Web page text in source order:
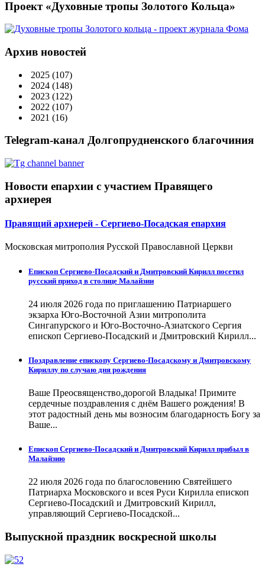
Проект «Духовные тропы Золотого Кольца»
Архив новостей
2025 (107)
2024 (148)
2023 (122)
2022 (107)
2021 (16)
Telegram-канал Долгопрудненского благочиния
Новости епархии с участием Правящего
архиерея
Правящий архиерей - Сергиево-Посадская епархия
Московская митрополия Русской Православной Церкви
Епископ Сергиево-Посадский и Дмитровский Кирилл посетил
русский приход в столице Малайзии
24 июля 2026 года по приглашению Патриаршего
экзарха Юго-Восточной Азии митрополита
Сингапурского и Юго-Восточно-Азиатского Сергия
епископ Сергиево-Посадский и Дмитровский Кирилл...
Поздравление епископу Сергиево-Посадскому и Дмитровскому
Кириллу по случаю дня рождения
Ваше Преосвященство,дорогой Владыка! Примите
сердечные поздравления с днём Вашего рождения! В
этот радостный день мы возносим благодарность Богу за
Ваше...
Епископ Сергиево-Посадский и Дмитровский Кирилл прибыл в
Малайзию
22 июля 2026 года по благословению Святейшего
Патриарха Московского и всея Руси Кирилла епископ
Сергиево-Посадский и Дмитровский Кирилл,
управляющий Сергиево-Посадской...
Выпускной праздник воскресной школы